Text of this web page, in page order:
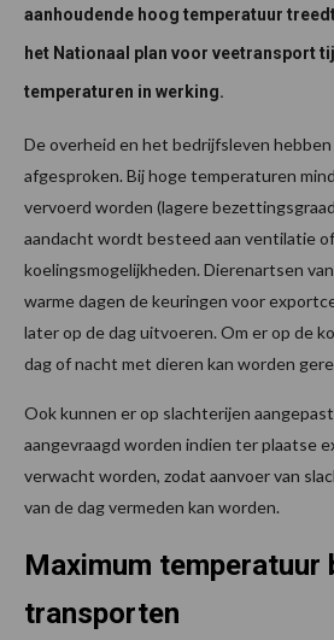
aanhoudende hoog temperatuur
het Nationaal plan voor veetransport
temperaturen in werking.
De overheid en het bedrijfsleven
afgesproken. Bij hoge temperaturen
vervoerd worden (lagere
aandacht wordt besteed aan ventilatie
koelingsmogelijkheden. Dierenartsen
warme dagen de keuringen voor
later op de dag uitvoeren. Om er op de
dag of nacht met dieren kan worden
Ook kunnen er op slachterijen
aangevraagd worden indien ter plaatse
verwacht worden, zodat aanvoer van
van de dag vermeden kan worden.
Maximum temperatuur
transporten